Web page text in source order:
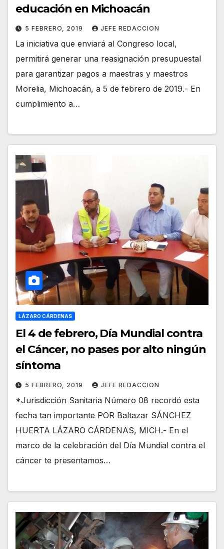
educación en Michoacán
5 FEBRERO, 2019 JEFE REDACCION
La iniciativa que enviará al Congreso local,
permitirá generar una reasignación presupuestal
para garantizar pagos a maestras y maestros
Morelia, Michoacán, a 5 de febrero de 2019.- En
cumplimiento a…
LÁZARO CÁRDENAS
El 4 de febrero, Día Mundial contra
el Cáncer, no pases por alto ningún
síntoma
5 FEBRERO, 2019 JEFE REDACCION
*Jurisdicción Sanitaria Número 08 recordó esta
fecha tan importante POR Baltazar SÁNCHEZ
HUERTA LÁZARO CÁRDENAS, MICH.- En el
marco de la celebración del Día Mundial contra el
cáncer te presentamos…